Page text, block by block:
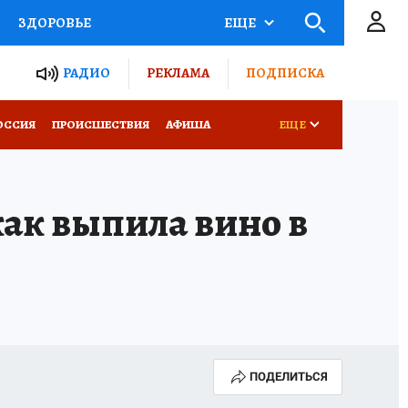
ЗДОРОВЬЕ
РОССИИ
ЕЩЕ
РАДИО РЕКЛАМА ПОДПИСКА
ПРОИСШЕСТВИЯ АФИША ЕЩЕ
выпила вино в
ПОДЕЛИТЬСЯ